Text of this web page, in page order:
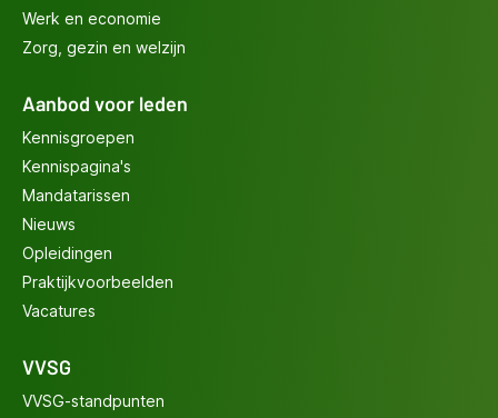
Werk en economie
Zorg, gezin en welzijn
Aanbod voor leden
Kennisgroepen
Kennispagina's
Mandatarissen
Nieuws
Opleidingen
Praktijkvoorbeelden
Vacatures
VVSG
VVSG-standpunten